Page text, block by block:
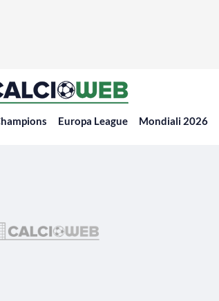
Europa League Mondiali 2026